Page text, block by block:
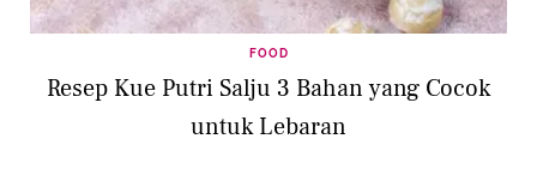
FOOD
Resep Kue Putri Salju 3 Bahan yang Cocok
untuk Lebaran